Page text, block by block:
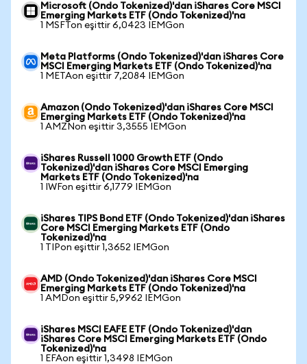
Microsoft (Ondo Tokenized)'dan iShares Core MSCI
Emerging Markets ETF (Ondo Tokenized)'na
1 MSFTon eşittir 6,0423 IEMGon
Meta Platforms (Ondo Tokenized)'dan iShares Core
MSCI Emerging Markets ETF (Ondo Tokenized)'na
1 METAon eşittir 7,2084 IEMGon
Amazon (Ondo Tokenized)'dan iShares Core MSCI
Emerging Markets ETF (Ondo Tokenized)'na
1 AMZNon eşittir 3,3555 IEMGon
iShares Russell 1000 Growth ETF (Ondo
Tokenized)'dan iShares Core MSCI Emerging
Markets ETF (Ondo Tokenized)'na
1 IWFon eşittir 6,1779 IEMGon
iShares TIPS Bond ETF (Ondo Tokenized)'dan iShares
Core MSCI Emerging Markets ETF (Ondo
Tokenized)'na
1 TIPon eşittir 1,3652 IEMGon
AMD (Ondo Tokenized)'dan iShares Core MSCI
Emerging Markets ETF (Ondo Tokenized)'na
1 AMDon eşittir 5,9962 IEMGon
iShares MSCI EAFE ETF (Ondo Tokenized)'dan
iShares Core MSCI Emerging Markets ETF (Ondo
Tokenized)'na
1 EFAon eşittir 1,3498 IEMGon